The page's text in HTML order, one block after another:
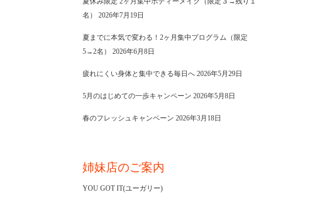
名）
2026年7月19日
夏までに本気で変わる！2ヶ月集中プログラム（限定
5→2名）
2026年6月8日
疲れにくい身体と集中できる毎日へ 2026年5月29日
5月のはじめての一歩キャンペーン 2026年5月8日
春のフレッシュキャンペーン 2026年3月18日
姉妹店のご案内
YOU GOT IT(ユーガリー)